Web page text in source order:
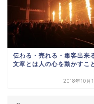
伝わる・売れる・集客出来
文章とは人の心を動かすこ
2018年10月